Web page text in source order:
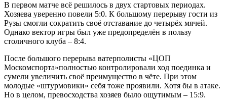
В первом матче всё решилось в двух стартовых периодах.
Хозяева уверенно повели 5:0. К большому перерыву гости из
Рузы смогли сократить своё отставание до четырёх мячей.
Однако вектор игры был уже предопределён в пользу
столичного клуба – 8:4.
После большого перерыва ватерполисты «ЦОП
Москомспорта»полностью контролировали ход поединка и
сумели увеличить своё преимущество в чёте. При этом
молодые «штурмовики» себя тоже проявили. Хотя бы в атаке.
Но в целом, превосходства хозяев было ощутимым – 15:9.